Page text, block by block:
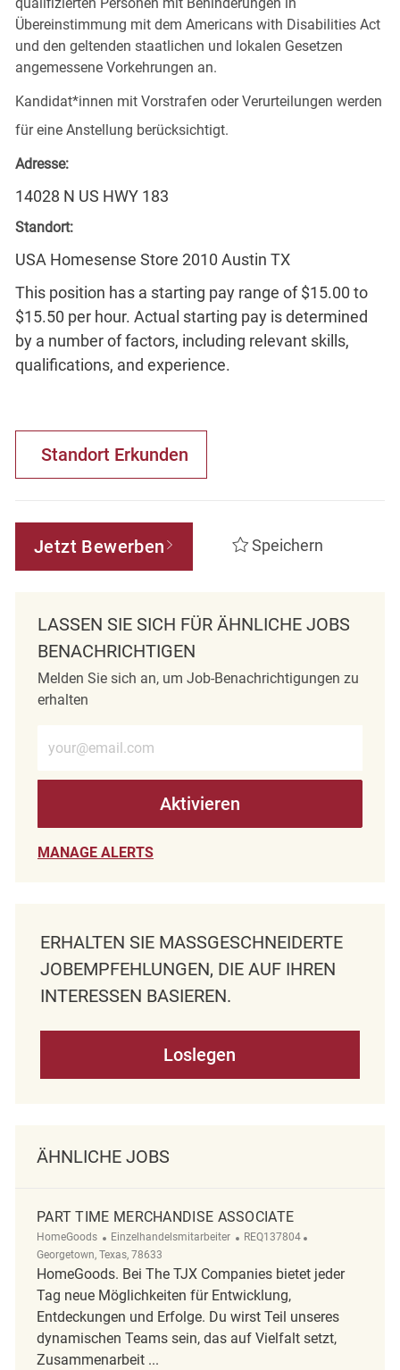
Übereinstimmung mit dem Americans with Disabilities Act
und den geltenden staatlichen und lokalen Gesetzen
angemessene Vorkehrungen an.
Kandidat*innen mit Vorstrafen oder Verurteilungen werden
für eine Anstellung berücksichtigt.
Adresse:
14028 N US HWY 183
Standort:
USA Homesense Store 2010 Austin TX
This position has a starting pay range of $15.00 to
$15.50 per hour. Actual starting pay is determined
by a number of factors, including relevant skills,
qualifications, and experience.
Standort Erkunden
Jetzt Bewerben Speichern
LASSEN SIE SICH FÜR ÄHNLICHE JOBS
BENACHRICHTIGEN
Melden Sie sich an, um Job-Benachrichtigungen zu
erhalten
Aktivieren
MANAGE ALERTS
ERHALTEN SIE MASSGESCHNEIDERTE J
OBEMPFEHLUNGEN, DIE AUF IHREN I
NTERESSEN BASIEREN.
Loslegen
ÄHNLICHE JOBS
PART TIME MERCHANDISE ASSOCIATE
HomeGoods Kategorie
Einzelhandelsmitarbeiter ReqId
REQ137804
Georgetown, Texas, 78633
HomeGoods. Bei The TJX Companies bietet jeder
Tag neue Möglichkeiten für Entwicklung,
Entdeckungen und Erfolge. Du wirst Teil unseres
dynamischen Teams sein, das auf Vielfalt setzt,
Zusammenarbeit ...